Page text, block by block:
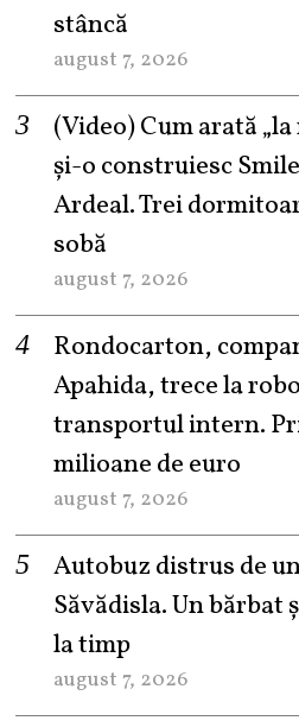
stâncă
august 7, 2026
(Video) Cum arată „la
şi-o construiesc
Ardeal. Trei
sobă
august 7, 2026
Rondocarton,
Apahida, trece la
transportul intern.
milioane de euro
august 7, 2026
Autobuz distrus de
Săvădisla. Un bărbat
la timp
august 7, 2026